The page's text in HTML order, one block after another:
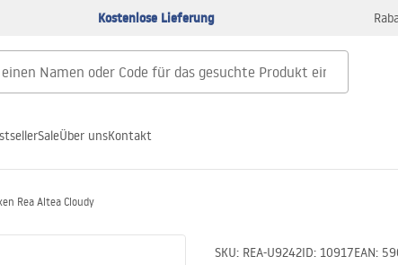
Kostenlose Lieferung
SaleÜber unsKontakt
Rea Altea Cloudy
SKU: REA-U9242ID: 10917EAN: